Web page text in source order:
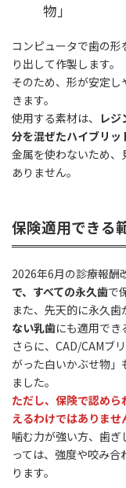
物」
コンピュータで歯の
り出して作製します。
そのため、形が安定
きます。
使用する素材は、 レ
分を混ぜたハイブリッ
金属を使わないため、
ありません。
保険適用できる
2026年6月の診療報酬
で、すべての永久歯で
また、先天的に永久歯
ない乳歯にも適用でき
さらに、CAD/CAMブ
がった白いかぶせ物」
ました。
ただし、保険で認めら
えるわけではありませ
噛む力が強い方、歯ぎ
っては、強度や咬み
ります。